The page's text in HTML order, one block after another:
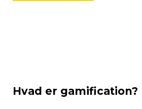
Hvad er gamification?